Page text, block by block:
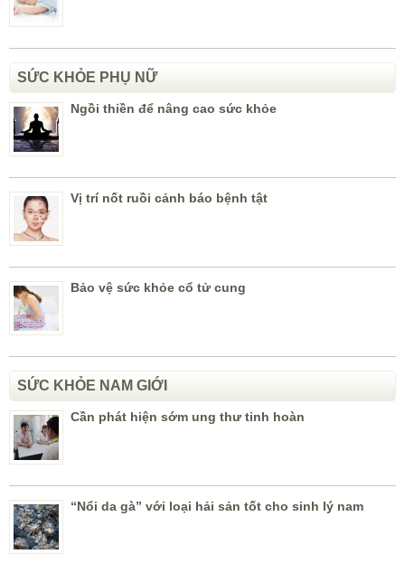
SỨC KHỎE PHỤ NỮ
Ngồi thiền để nâng cao sức khỏe
Vị trí nốt ruồi cảnh báo bệnh tật
Bảo vệ sức khỏe cổ tử cung
SỨC KHỎE NAM GIỚI
Cần phát hiện sớm ung thư tinh hoàn
“Nổi da gà” với loại hải sản tốt cho sinh lý nam